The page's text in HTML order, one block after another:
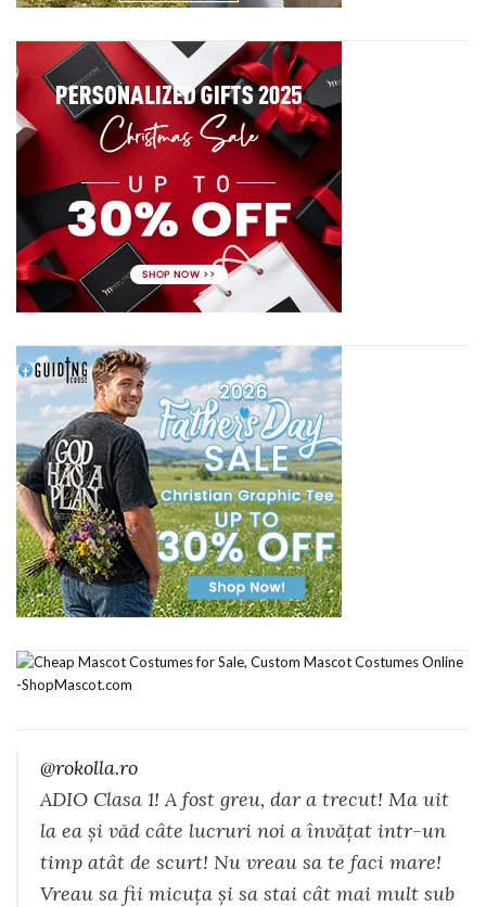
@rokolla.ro
ADIO Clasa 1! A fost greu, dar a trecut! Ma uit
la ea și văd câte lucruri noi a învățat intr-un
timp atât de scurt! Nu vreau sa te faci mare!
Vreau sa fii micuța și sa stai cât mai mult sub